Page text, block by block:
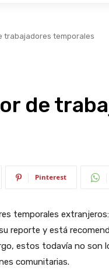
trabajadores temporales
de
Pinterest
temporales
reporte y está
estos todavía no son
comunitarias.